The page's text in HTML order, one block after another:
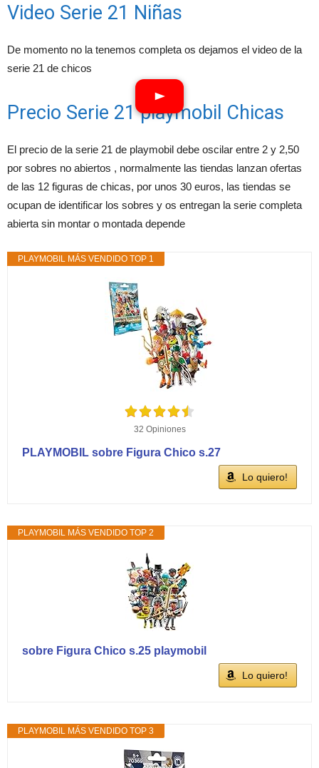
Video Serie 21 Niñas
De momento no la tenemos completa os dejamos el video de la
serie 21 de chicos
Precio Serie 21 playmobil Chicas
El precio de la serie 21 de playmobil debe oscilar entre 2 y 2,50
por sobres no abiertos , normalmente las tiendas lanzan ofertas
de las 12 figuras de chicas, por unos 30 euros, las tiendas se
ocupan de identificar los sobres y os entregan la serie completa
abierta sin montar o montada depende
PLAYMOBIL MÁS VENDIDO TOP 1
32 Opiniones
PLAYMOBIL sobre Figura Chico s.27
Lo quiero!
PLAYMOBIL MÁS VENDIDO TOP 2
sobre Figura Chico s.25 playmobil
Lo quiero!
PLAYMOBIL MÁS VENDIDO TOP 3